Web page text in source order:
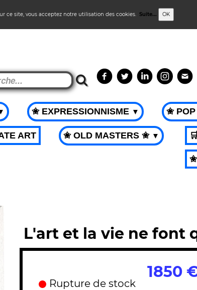
ce site, vous acceptez notre utilisation des cookies. Suite... OK
✬ EXPRESSIONNISME ▼ ✬ POP
ART ✬ OLD MASTERS ✬ ▼
✬
L'art et la vie ne font
1850
Rupture de stock